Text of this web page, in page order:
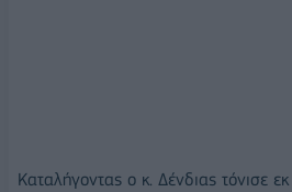
Καταλήγοντας ο κ. Δένδιας τόνισε